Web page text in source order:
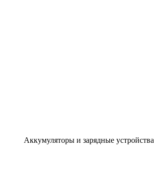
Аккумуляторы и зарядные устройства